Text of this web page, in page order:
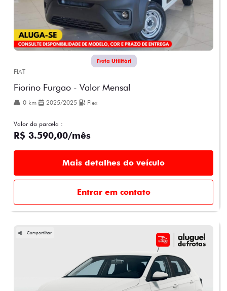
Frota Utilitári
FIAT
Fiorino Furgao - Valor Mensal
0 km 2025/2025 Flex
Valor da parcela :
R$ 3.590,00/mês
Mais detalhes do veículo
Entrar em contato
Compartilhar